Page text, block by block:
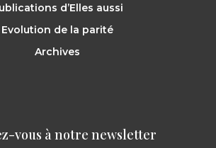
d’Elles aussi
Evolution de la parité
Archives
vous à notre newsletter